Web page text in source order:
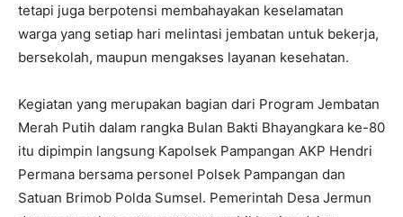
tetapi juga berpotensi membahayakan keselamatan
warga yang setiap hari melintasi jembatan untuk bekerja,
bersekolah, maupun mengakses layanan kesehatan.
Kegiatan yang merupakan bagian dari Program Jembatan
Merah Putih dalam rangka Bulan Bakti Bhayangkara ke-80
itu dipimpin langsung Kapolsek Pampangan AKP Hendri
Permana bersama personel Polsek Pampangan dan
Satuan Brimob Polda Sumsel. Pemerintah Desa Jermun